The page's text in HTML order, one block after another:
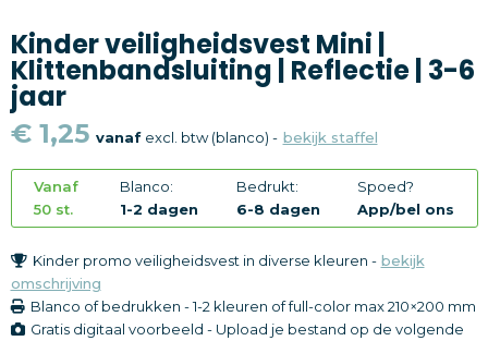
Textiel
Thema
Merken
Kinder veiligheidsvest Mini |
Klittenbandsluiting | Reflectie | 3-6
jaar
€ 1,25 vanafexcl. btw (blanco) - bekijk staffel
Vanaf
50 st.
Blanco:
1-2 dagen
Bedrukt:
6-8 dagen
Spoed?
App/bel ons
Kinder promo veiligheidsvest in diverse kleuren -bekijk
omschrijving
Blanco of bedrukken -1-2 kleuren of full-color max 210×200 mm
Gratis digitaal voorbeeld - Upload je bestand op de volgende